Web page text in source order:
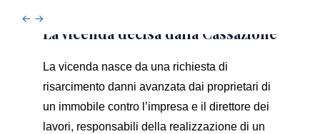
← →
La vicenda decisa dalla Cassazione
La vicenda nasce da una richiesta di
risarcimento danni avanzata dai proprietari di
un immobile contro l’impresa e il direttore dei
lavori, responsabili della realizzazione di un